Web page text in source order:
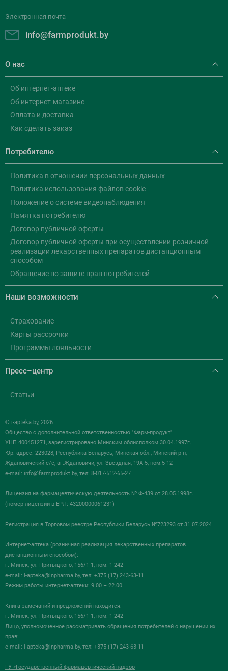
Электронная почта
info@farmprodukt.by
О нас
Об интернет-аптеке
Об интернет-магазине
Оплата и доставка
Как сделать заказ
Потребителю
Политика в отношении персональных данных
Политика использования файлов cookie
Положение о системе видеонаблюдения
Памятка потребителю
Договор публичной оферты
Договор публичной оферты при осуществлении розничной
реализации лекарственных препаратов дистанционным
способом
Обращение по защите прав потребителей
Наши возможности
Страхование
Карты рассрочки
Программы лояльности
Пресс–центр
Статьи
© i-apteka.by, 2026 .
Общество с дополнительной ответственностью "Фарм-продукт"
УНП 400451271, зарегистрировано Минским облисполком 30.04.1997г.
Юр. адрес: 223028, Республика Беларусь, Минская обл., Минский р-н,
Ждановичский с/с, аг.Ждановичи, ул. Звездная, 19А-5, пом.5-12
e-mail: info@farmprodukt.by, тел: 8-017-512-65-27
Лицензия на фармацевтическую деятельность № Ф-439 от 28.05.1998г.
(номер лицензии в ЕРЛ: 43200000061231)
Регистрация в Торговом реестре Республики Беларусь №723293 от 31.07.2024
Интернет-аптека (розничная реализация лекарственных препаратов
дистанционным способом):
г. Минск, ул. Притыцкого, 156/1-1, пом. 1-242
e-mail: i-apteka@inpharma.by, тел: +375 (17) 243-63-11
Режим работы интернет-аптеки: 9.00 – 22.00
Книга замечаний и предложений находится:
г. Минск, ул. Притыцкого, 156/1-1, пом. 1-242
Лицо, уполномоченное рассматривать обращения потребителей о нарушении их
прав:
e-mail: i-apteka@inpharma.by, тел: +375 (17) 243-63-11
ГУ «Государственный фармацевтический надзор